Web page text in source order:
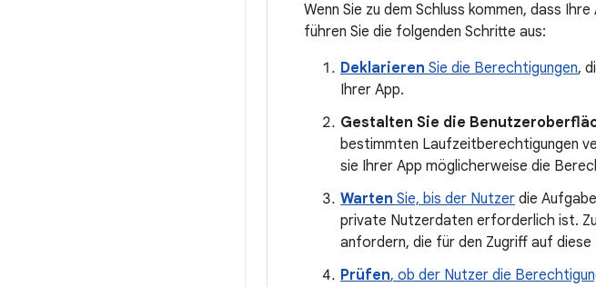
Wenn Sie zu dem Schluss kommen, dass
führen Sie die folgenden Schritte aus:
Deklarieren Sie die Berechtigungen,
Ihrer App.
Gestalten Sie die
bestimmten Laufzeitberechtigungen
sie Ihrer App möglicherweise die
Warten Sie, bis der Nutzer die
private Nutzerdaten erforderlich ist.
anfordern, die für den Zugriff auf
Prüfen, ob der Nutzer die